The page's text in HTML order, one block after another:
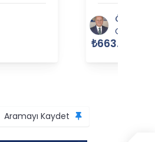
Ömer
CB SİAM
Aramayı Kaydet